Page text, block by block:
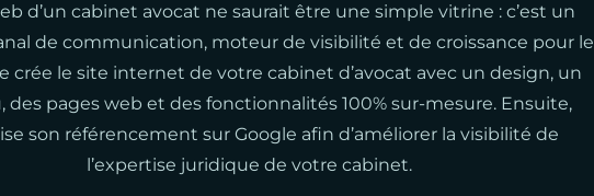
d’un cabinet avocat ne saurait être une simple vitrine : c’est un
de communication, moteur de visibilité et de croissance pour le
crée le site internet de votre cabinet d’avocat avec un design, un
des pages web et des fonctionnalités 100% sur-mesure. Ensuite,
son référencement sur Google afin d’améliorer la visibilité de
l’expertise juridique de votre cabinet.